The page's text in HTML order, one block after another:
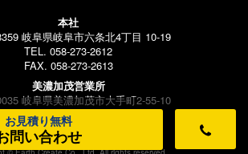
お見積り無料
問い合わせ
本社
岐阜県岐阜市六条北4丁目 10-19
TEL. 058-273-2612
FAX. 058-273-2613
美濃加茂営業所
岐阜県美濃加茂市大手町2-55-10
TEL. 070-3150-7466
FAX. 058-273-2613